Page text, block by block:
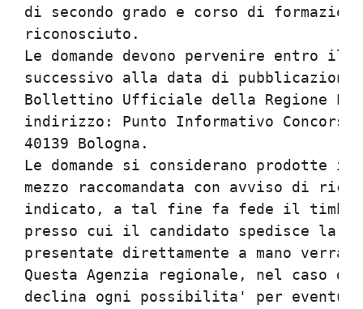
di secondo grado e corso di
Le domande devono pervenire
successivo alla data di
Bollettino Ufficiale della
indirizzo: Punto Informativo
40139
Le domande si considerano
mezzo raccomandata con
indicato, a tal fine fa fede il
presso cui il candidato
presentate direttamente a
Questa Agenzia regionale,
declina ogni possibilita' per